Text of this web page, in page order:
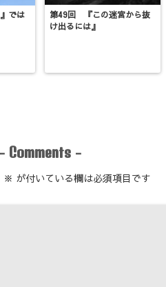
では
第49回 『この迷宮から抜
け出るには』
- Comments -
※ が付いている欄は必須項目です